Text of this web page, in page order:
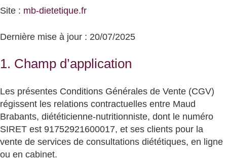
Site : mb-dietetique.fr
Dernière mise à jour : 20/07/2025
1. Champ d’application
Les présentes Conditions Générales de Vente (CGV)
régissent les relations contractuelles entre Maud
Brabants, diététicienne-nutritionniste, dont le numéro
SIRET est 91752921600017, et ses clients pour la
vente de services de consultations diététiques, en ligne
ou en cabinet.